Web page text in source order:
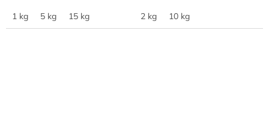
výslunná stanoviště.
1 kg 5 kg 15 kg
2 kg
10 kg